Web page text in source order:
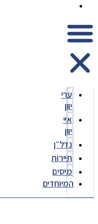
ערי
יוון
איי
יוון
נדל״ן
תיירות
מיסים
המיוחדים